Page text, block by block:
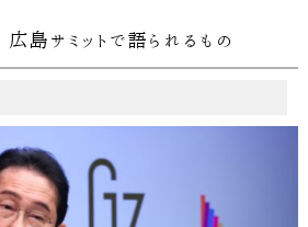
広島サミットで語られるもの